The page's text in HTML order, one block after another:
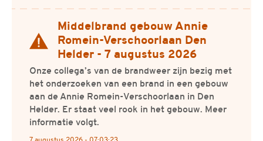
Actueel bericht
Middelbrand gebouw Annie
Romein-Verschoorlaan Den
Helder - 7 augustus 2026
Onze collega’s van de brandweer zijn bezig met
het onderzoeken van een brand in een gebouw
aan de Annie Romein-Verschoorlaan in Den
Helder. Er staat veel rook in het gebouw. Meer
informatie volgt.